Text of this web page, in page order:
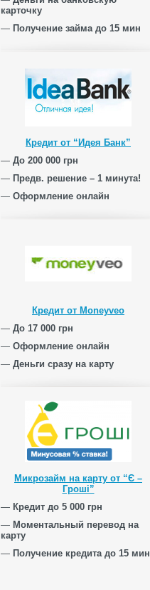
карточку
— Получение займа до 15 мин
Кредит от “Идея Банк”
— До 200 000 грн
— Предв. решение – 1 минута!
— Оформление онлайн
Кредит от Moneyveo
— До 17 000 грн
— Оформление онлайн
— Деньги сразу на карту
Микрозайм на карту от “Є –
Гроші”
— Кредит до 5 000 грн
— Моментальный перевод на
карту
— Получение кредита до 15 мин